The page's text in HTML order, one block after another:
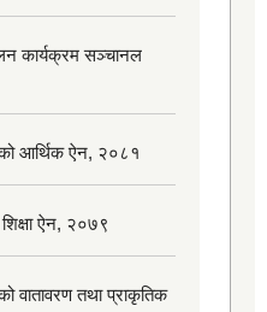
कार्यक्रम सञ्चानल
आर्थिक ऐन, २०८१
ऐन, २०७९
वातावरण तथा प्राकृतिक